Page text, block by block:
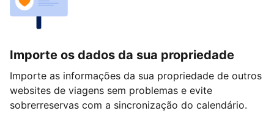
Importe os dados da sua propriedade
Importe as informações da sua propriedade de outros
websites de viagens sem problemas e evite
sobrerreservas com a sincronização do calendário.